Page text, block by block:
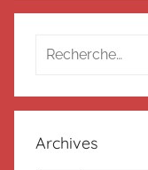
Recherche
:
Archives